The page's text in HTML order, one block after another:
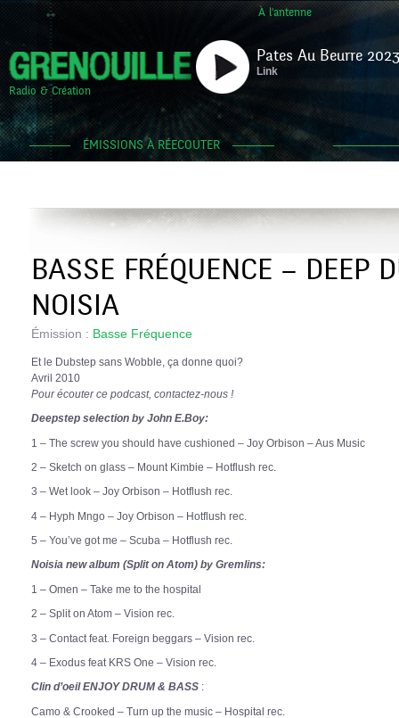
À l'antenne
Radio & Création
Pates Au Beurre
Link
ÉMISSIONS À RÉECOUTER
BASSE FRÉQUENCE – DEEP
NOISIA
Émission : Basse Fréquence
Et le Dubstep sans Wobble, ça donne quoi?
Avril 2010
Pour écouter ce podcast, contactez-nous !
Deepstep selection by John E.Boy:
1 – The screw you should have cushioned – Joy Orbison – Aus Music
2 – Sketch on glass – Mount Kimbie – Hotflush rec.
3 – Wet look – Joy Orbison – Hotflush rec.
4 – Hyph Mngo – Joy Orbison – Hotflush rec.
5 – You’ve got me – Scuba – Hotflush rec.
Noisia new album (Split on Atom) by Gremlins:
1 – Omen – Take me to the hospital
2 – Split on Atom – Vision rec.
3 – Contact feat. Foreign beggars – Vision rec.
4 – Exodus feat KRS One – Vision rec.
Clin d’oeil ENJOY DRUM & BASS :
Camo & Crooked – Turn up the music – Hospital rec.